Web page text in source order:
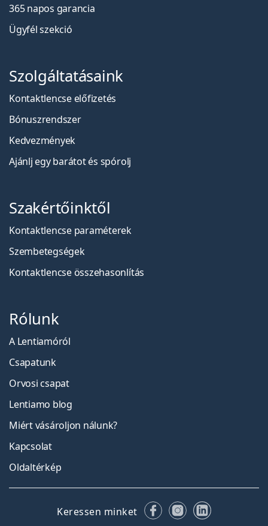
365 napos garancia
Ügyfél szekció
Szolgáltatásaink
Kontaktlencse előfizetés
Bónuszrendszer
Kedvezmények
Ajánlj egy barátot és spórolj
Szakértőinktől
Kontaktlencse paraméterek
Szembetegségek
Kontaktlencse összehasonlítás
Rólunk
A Lentiamóról
Csapatunk
Orvosi csapat
Lentiamo blog
Miért vásároljon nálunk?
Kapcsolat
Oldaltérkép
Keressen minket FacebookInstagram
LinkedIn